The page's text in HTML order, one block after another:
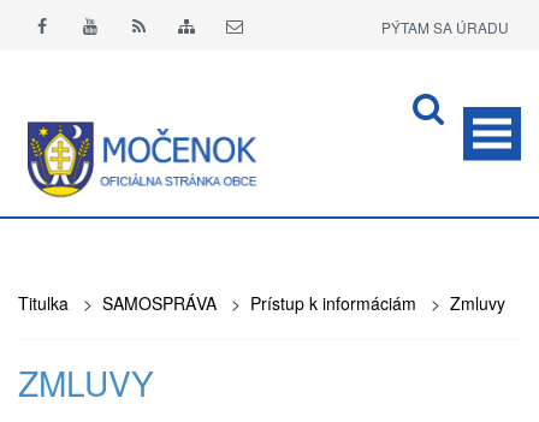
PÝTAM SA ÚRADU
Titulka > SAMOSPRÁVA > Prístup k informáciám > Zmluvy
ZMLUVY